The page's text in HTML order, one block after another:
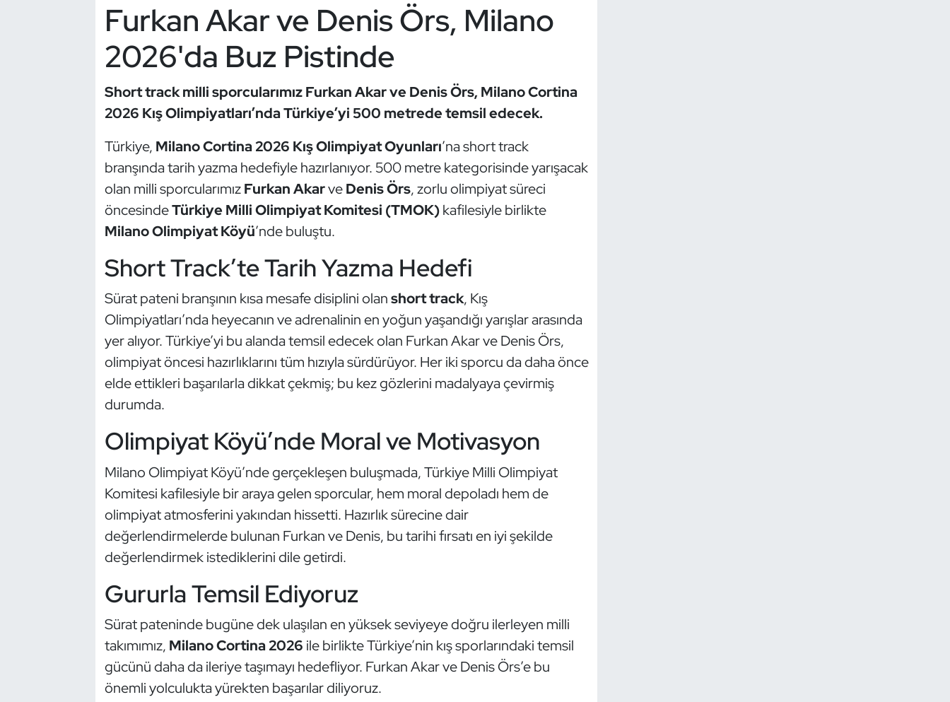
Furkan Akar ve Denis Örs, Milano
2026'da Buz Pistinde
Short track milli sporcularımız Furkan Akar ve Denis Örs, Milano Cortina
2026 Kış Olimpiyatları’nda Türkiye’yi 500 metrede temsil edecek.
Türkiye, Milano Cortina 2026 Kış Olimpiyat Oyunları’na short track
branşında tarih yazma hedefiyle hazırlanıyor. 500 metre kategorisinde yarışacak
olan milli sporcularımızFurkan AkarveDenis Örs, zorlu olimpiyat süreci
öncesindeTürkiye Milli Olimpiyat Komitesi (TMOK)kafilesiyle birlikte
Milano Olimpiyat Köyü’nde buluştu.
Short Track’te Tarih Yazma Hedefi
Sürat pateni branşının kısa mesafe disiplini olanshort track, Kış
Olimpiyatları’nda heyecanın ve adrenalinin en yoğun yaşandığı yarışlar arasında
yer alıyor. Türkiye’yi bu alanda temsil edecek olan Furkan Akar ve Denis Örs,
olimpiyat öncesi hazırlıklarını tüm hızıyla sürdürüyor. Her iki sporcu da daha önce
elde ettikleri başarılarla dikkat çekmiş; bu kez gözlerini madalyaya çevirmiş
durumda.
Olimpiyat Köyü’nde Moral ve Motivasyon
Milano Olimpiyat Köyü’nde gerçekleşen buluşmada, Türkiye Milli Olimpiyat
Komitesi kafilesiyle bir araya gelen sporcular, hem moral depoladı hem de
olimpiyat atmosferini yakından hissetti. Hazırlık sürecine dair
değerlendirmelerde bulunan Furkan ve Denis, bu tarihi fırsatı en iyi şekilde
değerlendirmek istediklerini dile getirdi.
Gururla Temsil Ediyoruz
Sürat pateninde bugüne dek ulaşılan en yüksek seviyeye doğru ilerleyen milli
takımımız, Milano Cortina 2026 ile birlikte Türkiye’nin kış sporlarındaki temsil
gücünü daha da ileriye taşımayı hedefliyor. Furkan Akar ve Denis Örs’e bu
önemli yolculukta yürekten başarılar diliyoruz.
Hava Sporları
Kano ve Rafting